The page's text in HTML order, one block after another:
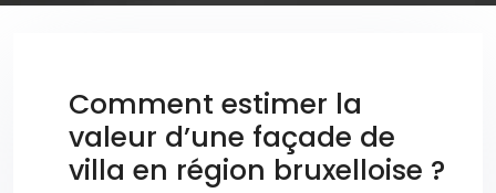
Comment estimer la
valeur d’une façade de
villa en région bruxelloise ?